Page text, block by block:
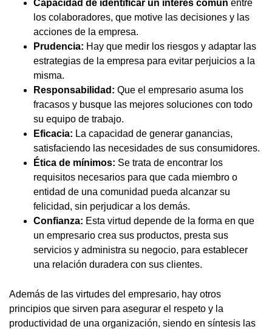
Capacidad de identificar un interés común entre
los colaboradores, que motive las decisiones y las
acciones de la empresa.
Prudencia: Hay que medir los riesgos y adaptar las
estrategias de la empresa para evitar perjuicios a la
misma.
Responsabilidad: Que el empresario asuma los
fracasos y busque las mejores soluciones con todo
su equipo de trabajo.
Eficacia: La capacidad de generar ganancias,
satisfaciendo las necesidades de sus consumidores.
Ética de mínimos: Se trata de encontrar los
requisitos necesarios para que cada miembro o
entidad de una comunidad pueda alcanzar su
felicidad, sin perjudicar a los demás.
Confianza: Esta virtud depende de la forma en que
un empresario crea sus productos, presta sus
servicios y administra su negocio, para establecer
una relación duradera con sus clientes.
Además de las virtudes del empresario, hay otros
principios que sirven para asegurar el respeto y la
productividad de una organización, siendo en síntesis las